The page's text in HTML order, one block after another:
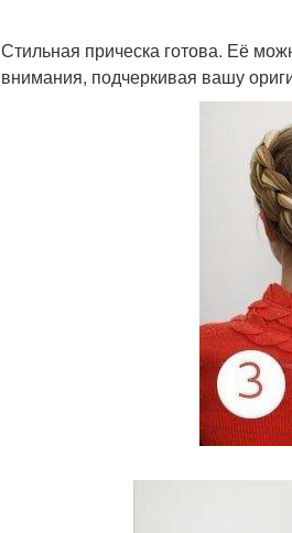
Стильная прическа готова. Её
внимания, подчеркивая вашу